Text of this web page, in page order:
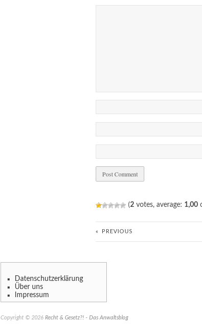
(2votes, average: 1,00
« PREVIOUS
Datenschutzerklärung
Über uns
Impressum
Copyright © 2026 Recht & Gesetz?! - Das Anwaltsblog